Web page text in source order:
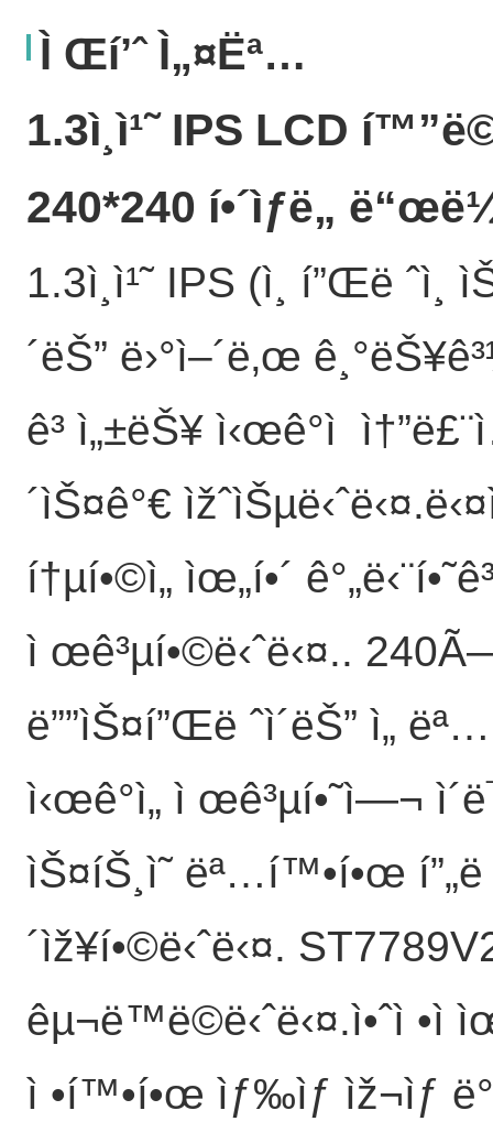
Ì Œí’ˆ Ì„¤ëª…
1.3ì¸ì¹˜ IPS LCD
240*240 í•´ìƒë„
1.3ì¸ì¹˜ IPS (ì¸ í”Œë
´ëŠ” ë›°ì–´ë‚œ
ê³ ì„±ëŠ¥ ì‹œê°ì 
´ìŠ¤ê°€
í†µí•©ì„ ìœ„í•´
ì œê³µí•©ë‹ˆë‹¤..
ë””ìŠ¤í”Œë ˆì´ëŠ” ì„
ì‹œê°ì„ ì œê³µí•˜ì—¬
ìŠ¤íŠ¸ì˜ ëª…í™•í•œ
´ìž¥í•©ë‹ˆë‹¤. ST7789V2
êµ¬ë™ë©ë‹ˆë‹¤.ì•ˆì •ì
ì •í™•í•œ ìƒ‰ìƒ ìž¬ìƒ